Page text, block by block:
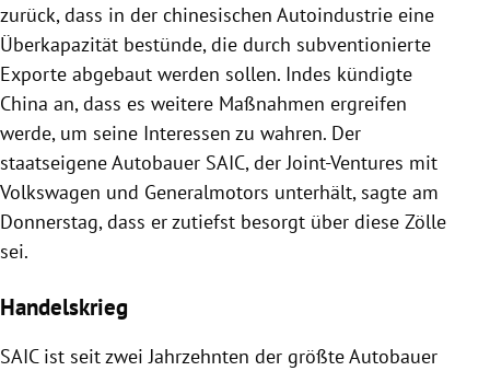
zurück, dass in der chinesischen Autoindustrie eine
Überkapazität bestünde, die durch subventionierte
Exporte abgebaut werden sollen. Indes kündigte
China an, dass es weitere Maßnahmen ergreifen
werde, um seine Interessen zu wahren. Der
staatseigene Autobauer SAIC, der Joint-Ventures mit
Volkswagen und Generalmotors unterhält, sagte am
Donnerstag, dass er zutiefst besorgt über diese Zölle
sei.
Handelskrieg
SAIC ist seit zwei Jahrzehnten der größte Autobauer